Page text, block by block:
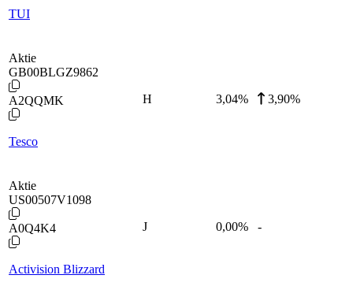
TUI
Aktie
GB00BLGZ9862
A2QQMK
Tesco
H 3,04% 3,90%
Aktie
US00507V1098
A0Q4K4
Activision Blizzard
J 0,00% -